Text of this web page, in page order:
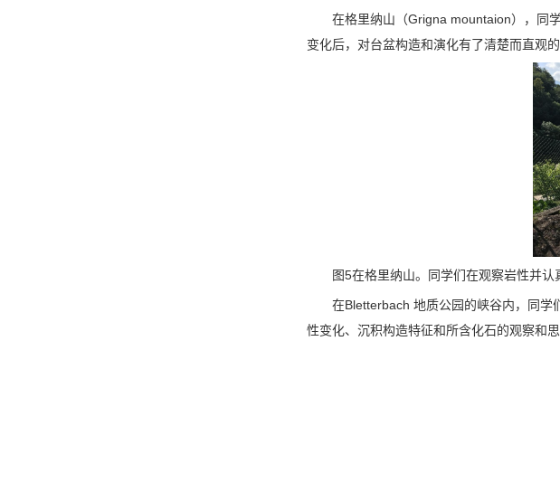
在格里纳山（Grigna mountaion），同
变化后，对台盆构造和演化有了清楚而直观的
图5在格里纳山。同学们在观察岩性并
在Bletterbach 地质公园的峡谷内，同学
性变化、沉积构造特征和所含化石的观察和